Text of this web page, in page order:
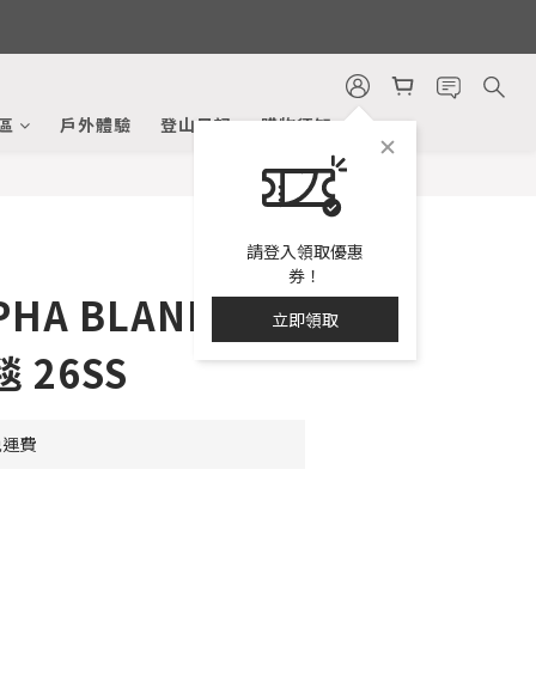
請登入領取優惠
券！
立即領取
戶外體驗 登山日記 購物須知
BLANKET
26SS
費
立即購買